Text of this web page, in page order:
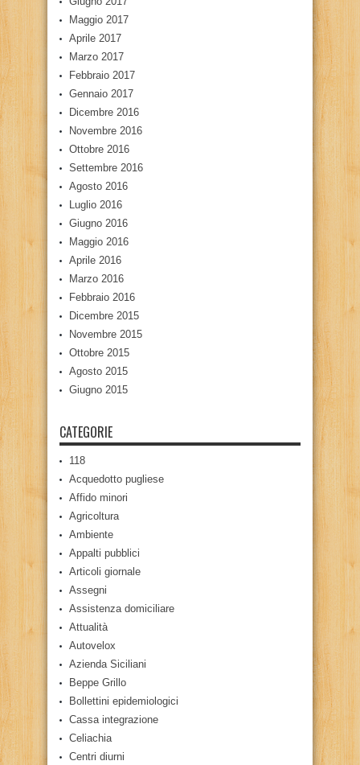
Maggio 2017
Aprile 2017
Marzo 2017
Febbraio 2017
Gennaio 2017
Dicembre 2016
Novembre 2016
Ottobre 2016
Settembre 2016
Agosto 2016
Luglio 2016
Giugno 2016
Maggio 2016
Aprile 2016
Marzo 2016
Febbraio 2016
Dicembre 2015
Novembre 2015
Ottobre 2015
Agosto 2015
Giugno 2015
CATEGORIE
118
Acquedotto pugliese
Affido minori
Agricoltura
Ambiente
Appalti pubblici
Articoli giornale
Assegni
Assistenza domiciliare
Attualità
Autovelox
Azienda Siciliani
Beppe Grillo
Bollettini epidemiologici
Cassa integrazione
Celiachia
Centri diurni